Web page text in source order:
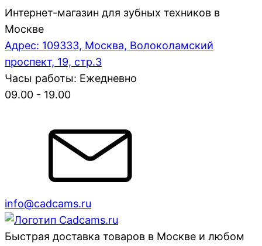
Интернет-магазин для зубных техников в
Москве
Адрес: 109333, Москва, Волоколамский
проспект, 19, стр.3
Часы работы: Ежедневно
09.00 - 19.00
info@cadcams.ru
Быстрая доставка товаров в Москве и любом